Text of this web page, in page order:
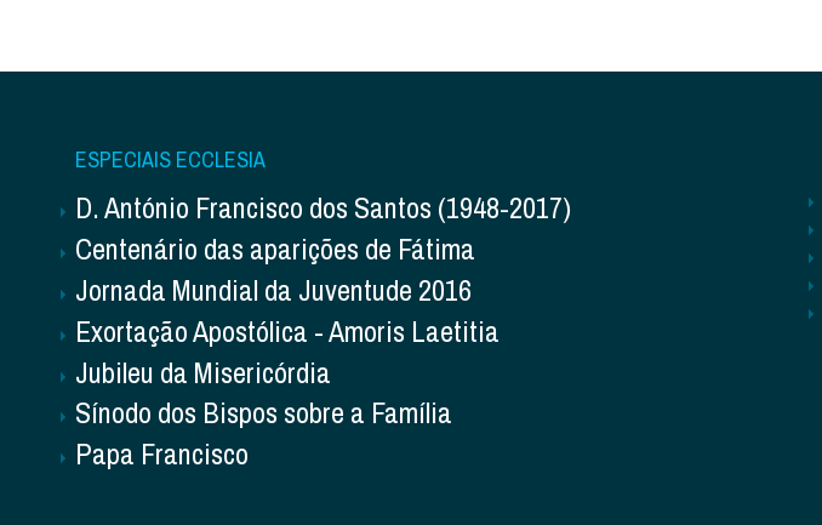
ESPECIAIS ECCLESIA
D. António Francisco dos Santos (1948-2017)
Centenário das aparições de Fátima
Jornada Mundial da Juventude 2016
Exortação Apostólica - Amoris Laetitia
Jubileu da Misericórdia
Sínodo dos Bispos sobre a Família
Papa Francisco